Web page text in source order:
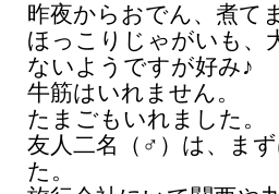
昨夜からおでん、煮て
ほっこりじゃがいも、
ないようですが好み♪
牛筋はいれません。
たまごもいれました。
友人二名（♂）は、ま
た。